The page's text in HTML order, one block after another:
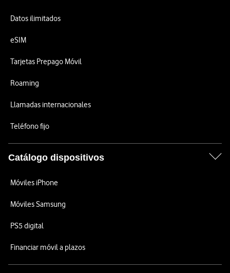
Datos ilimitados
eSIM
Tarjetas Prepago Móvil
Roaming
Llamadas internacionales
Teléfono fijo
Catálogo dispositivos
Móviles iPhone
Móviles Samsung
PS5 digital
Financiar móvil a plazos